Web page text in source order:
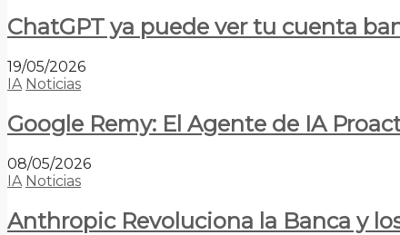
ChatGPT ya puede ver tu cuenta
19/05/2026
IA Noticias
Google Remy: El Agente de IA
08/05/2026
IA Noticias
Anthropic Revoluciona la Banca y